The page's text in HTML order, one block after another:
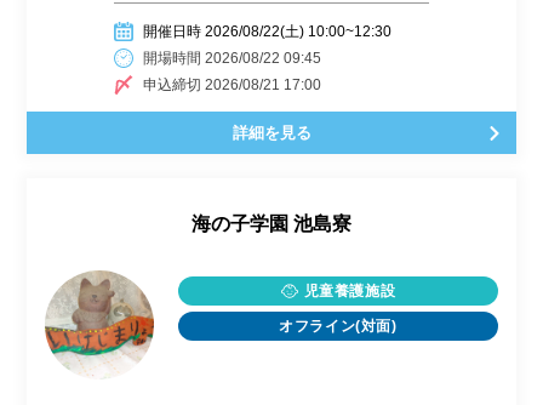
開催日時 2026/08/22(土) 10:00~12:30
開場時間 2026/08/22 09:45
申込締切 2026/08/21 17:00
詳細を見る
海の子学園 池島寮
児童養護施設
オフライン(対面)